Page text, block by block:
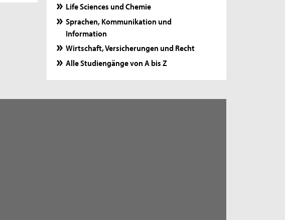
Life Sciences und Chemie
Sprachen, Kommunikation und
Information
Wirtschaft, Versicherungen und Recht
Alle Studiengänge von A bis Z